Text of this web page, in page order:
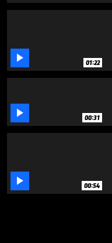
 01:22
 00:31
 00:54